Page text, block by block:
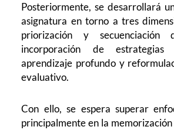
Posteriormente, se desarrollará
asignatura en torno a tres
priorización y secuenciación
incorporación de
aprendizaje profundo y
evaluativo.
Con ello, se espera superar
principalmente en la